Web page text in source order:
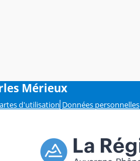
Mérieux
d'utilisation Données personnelles